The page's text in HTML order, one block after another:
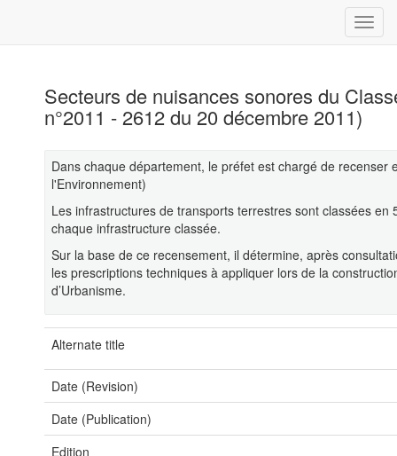
Secteurs de nuisances sonores du
n°2011 - 2612 du 20 décembre 2011)
Dans chaque département, le préfet est chargé de
l'Environnement)
Les infrastructures de transports terrestres sont classées
chaque infrastructure classée.
Sur la base de ce recensement, il détermine, après
les prescriptions techniques à appliquer lors de la
d’Urbanisme.
Alternate title
Date (Revision)
Date (Publication)
Edition